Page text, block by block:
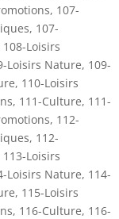
, 107-
, 107-
108-Loisirs
Loisirs Nature, 109-
, 110-Loisirs
, 111-Culture, 111-
, 112-
, 112-
113-Loisirs
Loisirs Nature, 114-
, 115-Loisirs
, 116-Culture, 116-